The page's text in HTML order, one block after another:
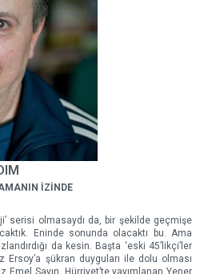
İZİNDE
serisi olmasaydı da, bir şekilde geçmişe
Eninde sonunda olacaktı bu. Ama
da kesin. Başta ‘eski 45’likçi’ler
şükran duyguları ile dolu olması
Emel Sayın, Hürriyet’te yayımlanan Yener